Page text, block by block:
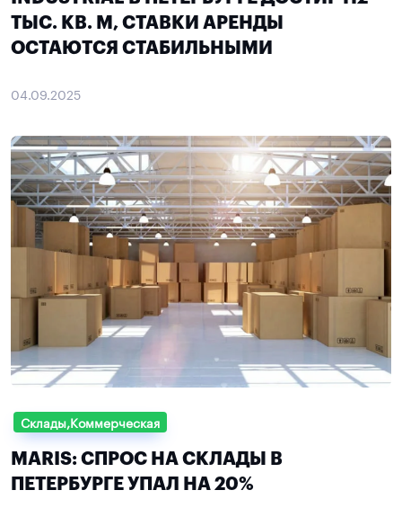
ТЫС. КВ. М, СТАВКИ АРЕНДЫ
ОСТАЮТСЯ СТАБИЛЬНЫМИ
04.09.2025
Склады,Коммерческая
MARIS: СПРОС НА СКЛАДЫ В
ПЕТЕРБУРГЕ УПАЛ НА 20%